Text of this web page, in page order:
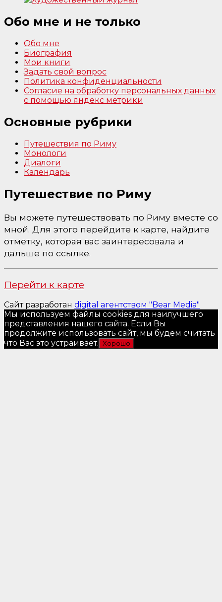
Обо мне и не только
Обо мне
Биография
Мои книги
Задать свой вопрос
Политика конфиденциальности
Согласие на обработку персональных данных
с помощью яндекс метрики
Основные рубрики
Путешествия по Риму
Монологи
Диалоги
Календарь
Путешествие по Риму
Вы можете путешествовать по Риму вместе со
мной. Для этого перейдите к карте, найдите
отметку, которая вас заинтересовала и
дальше по ссылке.
Перейти к карте
Сайт разработан digital агентством "Bear Media"
Мы используем файлы cookies для наилучшего
представления нашего сайта. Если Вы
продолжите использовать сайт, мы будем считать
что Вас это устраивает. Хорошо